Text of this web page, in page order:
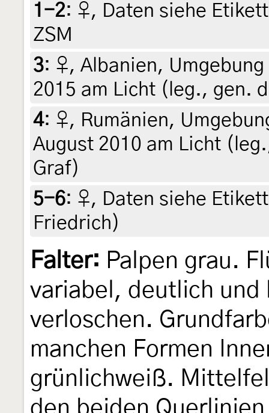
1-2: ♀, Daten siehe
ZSM
3: ♀, Albanien,
2015 am Licht (leg., gen.
4: ♀, Rumänien,
August 2010 am Licht
Graf)
5-6: ♀, Daten siehe
Friedrich)
Falter: Palpen grau.
variabel, deutlich
verloschen.
manchen Formen
grünlichweiß.